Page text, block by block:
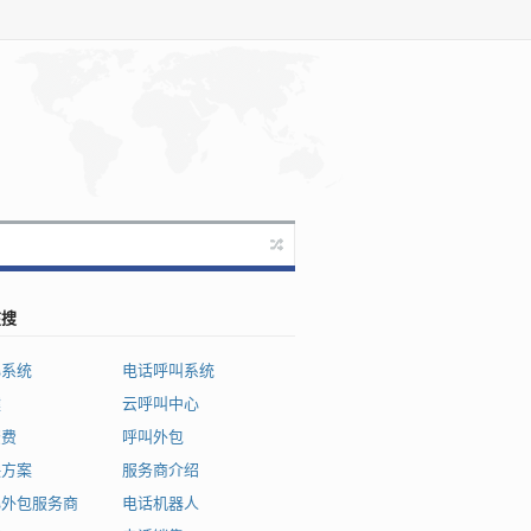
统
电话呼叫系统
云呼叫中心
呼叫外包
案
服务商介绍
包服务商
电话机器人